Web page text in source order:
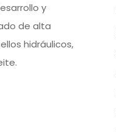
y
de alta
hidráulicos,